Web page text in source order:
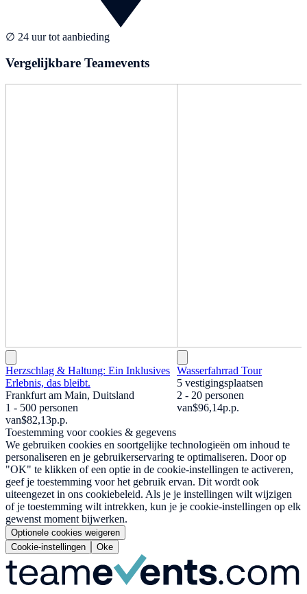
∅ 24 uur tot aanbieding
Vergelijkbare Teamevents
Herzschlag & Haltung: Ein Inklusives
Erlebnis, das bleibt.
Frankfurt am Main, Duitsland
1 - 500 personen
van$82,13p.p.
Wasserfahrrad Tour
5 vestigingsplaatsen
2 - 20 personen
van$96,14p.p.
Toestemming voor cookies & gegevens
We gebruiken cookies en soortgelijke technologieën om inhoud te
personaliseren en je gebruikerservaring te optimaliseren. Door op
"OK" te klikken of een optie in de cookie-instellingen te activeren,
geef je toestemming voor het gebruik ervan. Dit wordt ook
uiteengezet in ons cookiebeleid. Als je je instellingen wilt wijzigen
of je toestemming wilt intrekken, kun je je cookie-instellingen op elk
gewenst moment bijwerken.
Optionele cookies weigeren
Cookie-instellingen
Oke